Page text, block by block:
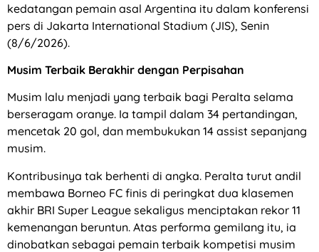
kedatangan pemain asal Argentina itu dalam konferensi
pers di Jakarta International Stadium (JIS), Senin
(8/6/2026).
Musim Terbaik Berakhir dengan Perpisahan
Musim lalu menjadi yang terbaik bagi Peralta selama
berseragam oranye. Ia tampil dalam 34 pertandingan,
mencetak 20 gol, dan membukukan 14 assist sepanjang
musim.
Kontribusinya tak berhenti di angka. Peralta turut andil
membawa Borneo FC finis di peringkat dua klasemen
akhir BRI Super League sekaligus menciptakan rekor 11
kemenangan beruntun. Atas performa gemilang itu, ia
dinobatkan sebagai pemain terbaik kompetisi musim